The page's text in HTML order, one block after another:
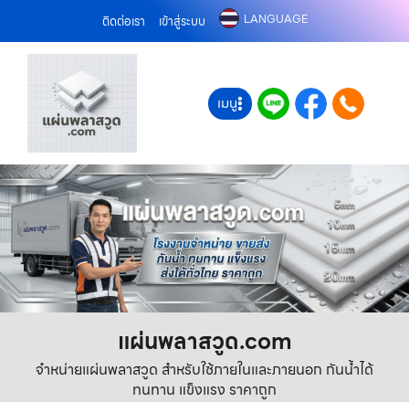
ติดต่อเรา เข้าสู่ระบบ LANGUAGE
เมนู
แผ่นพลาสวูด.com
จำหน่ายแผ่นพลาสวูด สำหรับใช้ภายในและภายนอก กันน้ำได้
ทนทาน แข็งแรง ราคาถูก